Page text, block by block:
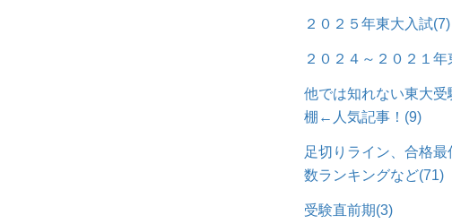
２０２５年東大入試(7)
２０２４～２０２１
他では知れない東大
棚←人気記事！ (9)
足切りライン、合格
数ランキングなど(71)
受験直前期(3)